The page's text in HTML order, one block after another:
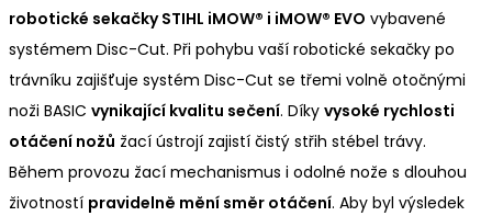
robotické sekačky STIHL iMOW® i iMOW® EVO vybavené
systémem Disc-Cut. Při pohybu vaší robotické sekačky po
trávníku zajišťuje systém Disc-Cut se třemi volně otočnými
noži BASIC vynikající kvalitu sečení. Díky vysoké rychlosti
otáčení nožů žací ústrojí zajistí čistý střih stébel trávy.
Během provozu žací mechanismus i odolné nože s dlouhou
životností pravidelně mění směr otáčení. Aby byl výsledek